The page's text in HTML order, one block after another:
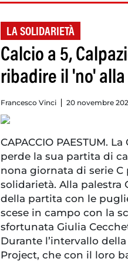
LA SOLIDARIETÀ
Calcio a 5,
ribadire il 'no'
Francesco Vinci 20 novembre
CAPACCIO PAESTUM.
perde la sua partita di
nona giornata di serie C
solidarietà. Alla palestra
della partita con le
scese in campo con la
sfortunata Giulia
Durante l’intervallo
Project, che con il loro